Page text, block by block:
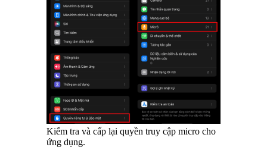
Kiểm tra và cấp lại quyền truy cập micro cho
ứng dụng.